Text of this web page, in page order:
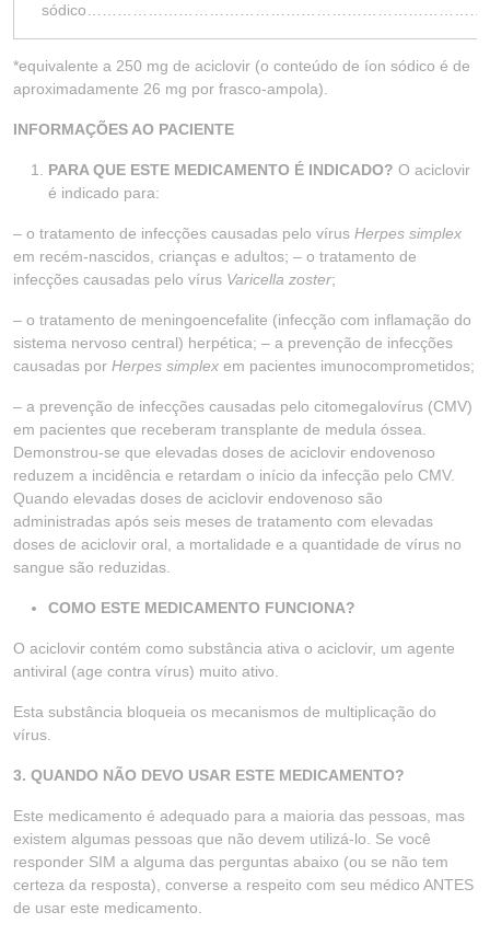
*equivalente a 250 mg de aciclovir (o conteúdo de íon sódico é de
aproximadamente 26 mg por frasco-ampola).
INFORMAÇÕES AO PACIENTE
PARA QUE ESTE MEDICAMENTO É INDICADO? O aciclovir
é indicado para:
– o tratamento de infecções causadas pelo vírus Herpes simplex
em recém-nascidos, crianças e adultos; – o tratamento de
infecções causadas pelo vírus Varicella zoster;
– o tratamento de meningoencefalite (infecção com inflamação do
sistema nervoso central) herpética; – a prevenção de infecções
causadas por Herpes simplex em pacientes imunocomprometidos;
– a prevenção de infecções causadas pelo citomegalovírus (CMV)
em pacientes que receberam transplante de medula óssea.
Demonstrou-se que elevadas doses de aciclovir endovenoso
reduzem a incidência e retardam o início da infecção pelo CMV.
Quando elevadas doses de aciclovir endovenoso são
administradas após seis meses de tratamento com elevadas
doses de aciclovir oral, a mortalidade e a quantidade de vírus no
sangue são reduzidas.
COMO ESTE MEDICAMENTO FUNCIONA?
O aciclovir contém como substância ativa o aciclovir, um agente
antiviral (age contra vírus) muito ativo.
Esta substância bloqueia os mecanismos de multiplicação do
vírus.
3. QUANDO NÃO DEVO USAR ESTE MEDICAMENTO?
Este medicamento é adequado para a maioria das pessoas, mas
existem algumas pessoas que não devem utilizá-lo. Se você
responder SIM a alguma das perguntas abaixo (ou se não tem
certeza da resposta), converse a respeito com seu médico ANTES
de usar este medicamento.